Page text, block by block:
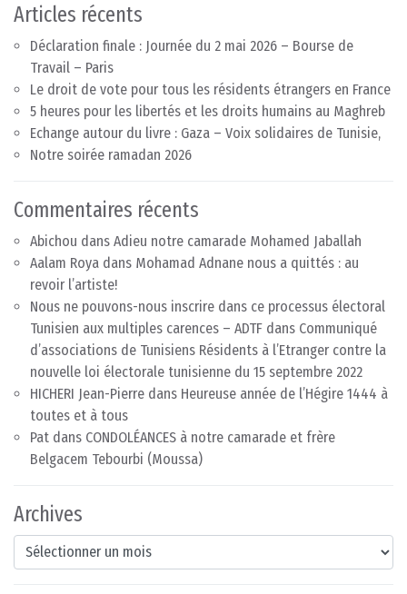
Articles récents
Déclaration finale : Journée du 2 mai 2026 – Bourse de
Travail – Paris
Le droit de vote pour tous les résidents étrangers en France
5 heures pour les libertés et les droits humains au Maghreb
Echange autour du livre : Gaza – Voix solidaires de Tunisie,
Notre soirée ramadan 2026
Commentaires récents
Abichou dans Adieu notre camarade Mohamed Jaballah
Aalam Roya dans Mohamad Adnane nous a quittés : au
revoir l’artiste!
Nous ne pouvons-nous inscrire dans ce processus électoral
Tunisien aux multiples carences – ADTF dans Communiqué
d’associations de Tunisiens Résidents à l’Etranger contre la
nouvelle loi électorale tunisienne du 15 septembre 2022
HICHERI Jean-Pierre dans Heureuse année de l’Hégire 1444 à
toutes et à tous
Pat dans CONDOLÉANCES à notre camarade et frère
Belgacem Tebourbi (Moussa)
Archives
Archives